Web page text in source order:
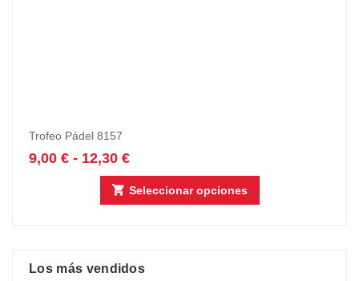
Trofeo Pádel 8157
9,00 € - 12,30 €
Seleccionar opciones
Los más vendidos